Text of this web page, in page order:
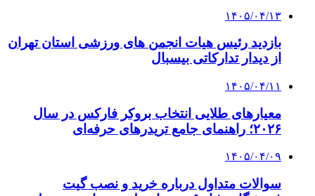
۱۴۰۵/۰۴/۱۳
بازدید رئیس هیات انجمن های ورزشی استان تهران
از دیدار تدارکاتی بیسبال
۱۴۰۵/۰۴/۱۱
معیارهای طلایی انتخاب بروکر فارکس در سال
۲۰۲۶؛ راهنمای جامع تریدرهای حرفه‌ای
۱۴۰۵/۰۴/۰۹
سوالات متداول درباره خرید و نصب گیت